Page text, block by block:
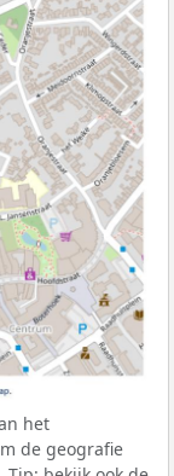
het
de geografie